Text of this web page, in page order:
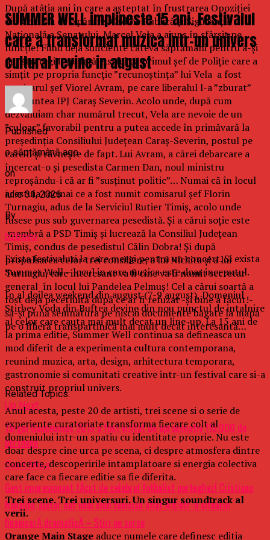
După atâția ani în care a așteptat în frustrarea Opoziției
din Comisia de Apărare, Ordine Publică și Siguranță
Națională a Senatului, Marcel Vela a ajuns în sfârșit pe
funcție! Fiind deja suficiente câteva săptămâni pentru a-și
da ”strategia” pe față. Astfel că primul șef de Poliție care a
simțit pe propria funcție ”recunoștința” lui Vela a fost
comisarul șef Viorel Avram, pe care liberalul l-a ”zburat”
din fruntea IPJ Caraș Severin. Acolo unde, după cum
dezvăluiam char numărul trecut, Vela are nevoie de un
”culoar” favorabil pentru a putea accede în primăvară la
președinția Consiliului Județean Caraș-Severin, postul pe
care îl și râvnește de fapt. Lui Avram, a cărei debarcare a
încercat-o și pesedista Carmen Dan, noul ministru
reproșându-i că ar fi ”susținut politic”… Numai că în locul
acestuia tocmai ce a fost numit comisarul șef Florin
Turnagiu, adus de la Serviciul Rutier Timiș, acolo unde
fusese pus sub guvernarea pesedistă. Și a cărui soție este
membră a PSD Timiș și lucrează la Consiliul Județean
Timiș, condus de pesedistul Călin Dobra! Și după
propulsarea celor trei consiliere, a lui Nichita și a lui
Turnagiu, tare interesant va fi cine va fi numit secretar
general în locul lui Pandelea Pelmuș! Cel a cărui soartă a
fost deja pecetluită după ce ar fi refuzat -și bine a făcut!-
să-și pună semnătura pe niscai documente băgate la mapă
pe o filieră transpartinică mai mult decât interesantă…
Related Topics:
Up Next
Târgul Gaudeamus 2019 a fost vizitat de aproximativ 115.000 de
persoane
Don't Miss
Gest impresionant fÄcut de celebrul fotbalist portughez! Cristiano
Ronaldo, ajutor dat unui club tunisian aflat Ã®ntr-o situaÈie
finanicarÄ dramaticÄ – Stiri pe surse
SUMMER WELL implineste 15 ani. Festivalul
care a transformat muzica intr-un univers
cultural revine in august
Published
o săptămână ago
on
iulie 31, 2026
By
b2bseo
Exista festivaluri la care mergi pentru un concert. Si exista
Summer Well – locul in care muzica este doar inceputul.
In al doilea weekend din august (7-9 august), Domeniul
Stirbey Voda din Buftea devine din nou punctul de intalnire
al celor care cauta mai mult decat un line-up. La 15 ani de
la prima editie, Summer Well continua sa defineasca un
mod diferit de a experimenta cultura contemporana,
reunind muzica, arta, design, arhitectura temporara,
gastronomie si comunitati creative intr-un festival care si-a
construit propriul univers.
Anul acesta, peste 20 de artisti, trei scene si o serie de
experiente curatoriate transforma fiecare colt al
domeniului intr-un spatiu cu identitate proprie. Nu este
doar despre cine urca pe scena, ci despre atmosfera dintre
concerte, descoperirile intamplatoare si energia colectiva
care face ca fiecare editie sa fie diferita.
Trei scene. Trei universuri. Un singur soundtrack al
verii.
Orange Main Stage aduce numele care definesc editia